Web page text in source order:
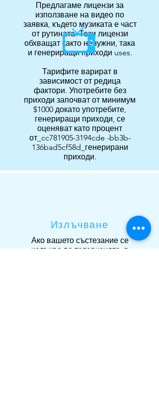
Предлагаме лицензи за
използване на видео по
заявка, където музиката е част
от рутината. Тези лицензи
обхващат както ненужни, така
и генериращи приходи uses.
Тарифите варират в
зависимост от редица
фактори. Употребите без
приходи започват от минимум
$1000 докато употребите,
генериращи приходи, се
оценяват като процент
от_cc781905-3194cde -bb3b-
136bad5cf58d_генерирани
приходи.
Излъчване
Ако вашето състезание се
излъчва по телевизията, в